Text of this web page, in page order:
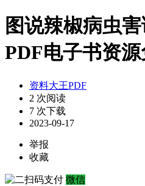
图说辣椒病虫
PDF电子书资
资料大王PDF
2 次阅读
7 次下载
2023-09-17
举报
收藏
微信